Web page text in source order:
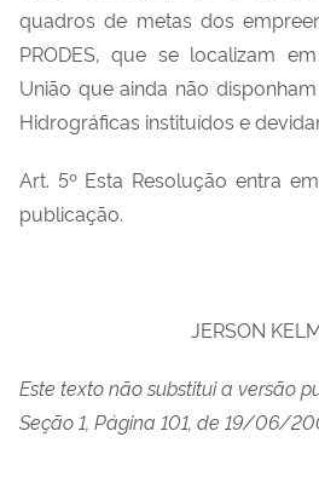
quadros de metas dos
PRODES, que se localizam
União que ainda não
Hidrográficas instituídos e
Art. 5º Esta Resolução entra
publicação.
JERSON
Este texto não substitui a versão
Seção 1, Página 101, de 19/06/